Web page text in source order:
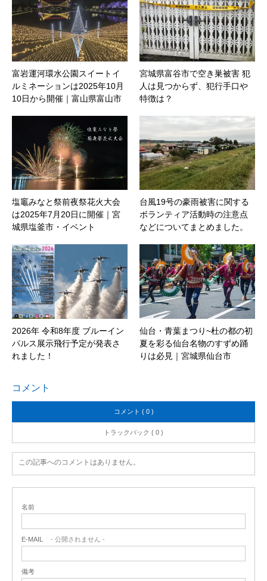
富岩運河環水公園スイートイ
ルミネーションは2025年10月
10日から開催｜富山県富山市
宮城県富谷市で空き巣被害 犯
人は見つからず、犯行手口や
特徴は？
塩竈みなと祭前夜祭花火大会
は2025年7月20日に開催｜宮
城県塩釜市・イベント
台風19号の豪雨被害に関する
ボランティア活動時の注意点
などについてまとめました。
2026年 令和8年度 ブルーイン
パルス展示飛行予定が発表さ
れました！
仙台・青葉まつり~杜の都の初
夏を彩る仙台名物のすずめ踊
りは必見｜宮城県仙台市
コメント
コメント ( 0 )
トラックバック ( 0 )
この記事へのコメントはありません。
名前
E-MAIL - 公開されません -
備考